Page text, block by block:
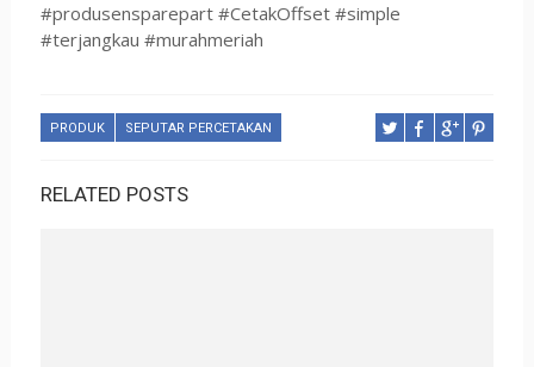
#produsensparepart #CetakOffset #simple
#terjangkau #murahmeriah
PRODUK SEPUTAR PERCETAKAN
RELATED POSTS